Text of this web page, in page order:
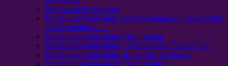
Bodywork for Dancers
Ernährungs-Workshop „Nährwertangaben, Zusatzstoffe
und Zutatenliste…“
Ernährungs-Workshop: Clean Eating
Ernährungs-Workshop – “Wunderbare Fette & Öle”
Ernährungs-Workshop: „Low Carb & Vegan“
Ernährungs-Workshop: Clean Eating